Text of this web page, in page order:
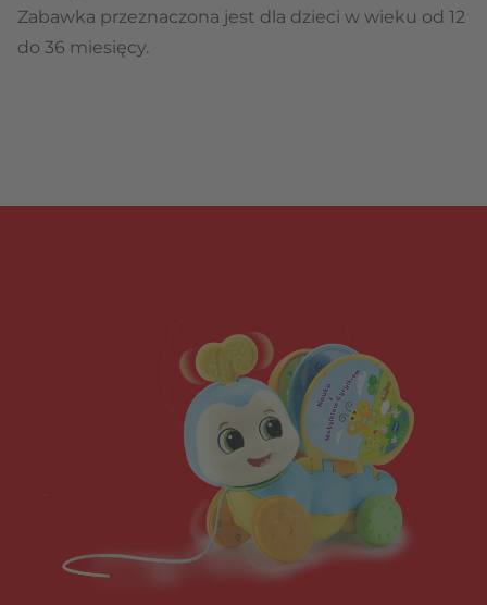
Zabawka przeznaczona jest dla dzieci w wieku od 12
do 36 miesięcy.